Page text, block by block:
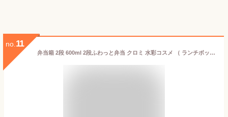
no. 11
弁当箱 2段 600ml 2段ふわっと弁当 クロミ 水彩コスメ （ ランチボックス 食洗機対応 レンジ対応 二段 抗菌 ドーム型 4点ロック 日本製 仕切り付き 銀 AG 食洗機OK レンジOK お弁当 弁当 抗菌加工 二段弁当 ）